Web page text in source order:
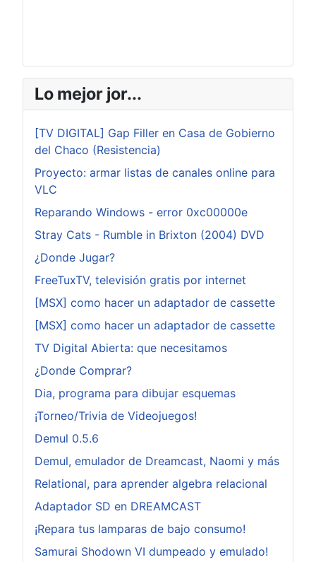
Lo mejor jor...
[TV DIGITAL] Gap Filler en Casa de Gobierno
del Chaco (Resistencia)
Proyecto: armar listas de canales online para
VLC
Reparando Windows - error 0xc00000e
Stray Cats - Rumble in Brixton (2004) DVD
¿Donde Jugar?
FreeTuxTV, televisión gratis por internet
[MSX] como hacer un adaptador de cassette
[MSX] como hacer un adaptador de cassette
TV Digital Abierta: que necesitamos
¿Donde Comprar?
Dia, programa para dibujar esquemas
¡Torneo/Trivia de Videojuegos!
Demul 0.5.6
Demul, emulador de Dreamcast, Naomi y más
Relational, para aprender algebra relacional
Adaptador SD en DREAMCAST
¡Repara tus lamparas de bajo consumo!
Samurai Shodown VI dumpeado y emulado!